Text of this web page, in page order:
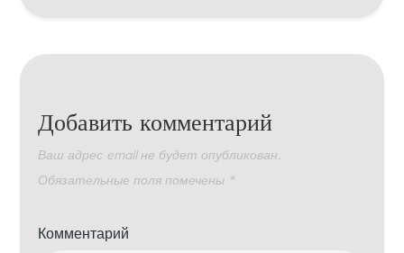
Добавить комментарий
Ваш адрес email не будет опубликован.
Обязательные поля помечены *
Комментарий